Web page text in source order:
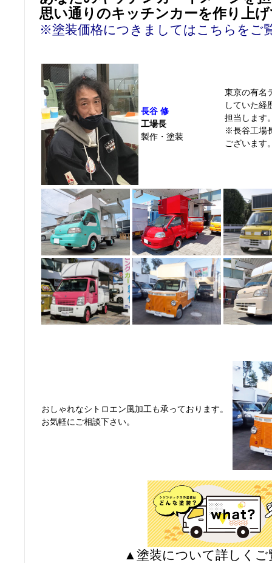
思い通りのキッチンカーを作り上
※塗装価格につきましてはこちらをご
長谷 修
工場長
製作・塗装
東京の有名
していた経
担当します
※長谷工場
ございます
おしゃれなシトロエン風加工も承っております。
お気軽にご相談下さい。
▲塗装について詳しくご